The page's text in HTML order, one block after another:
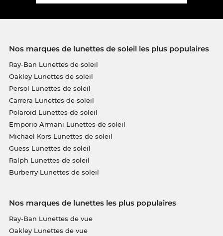
Nos marques de lunettes de soleil les plus populaires
Ray-Ban Lunettes de soleil
Oakley Lunettes de soleil
Persol Lunettes de soleil
Carrera Lunettes de soleil
Polaroid Lunettes de soleil
Emporio Armani Lunettes de soleil
Michael Kors Lunettes de soleil
Guess Lunettes de soleil
Ralph Lunettes de soleil
Burberry Lunettes de soleil
Nos marques de lunettes les plus populaires
Ray-Ban Lunettes de vue
Oakley Lunettes de vue